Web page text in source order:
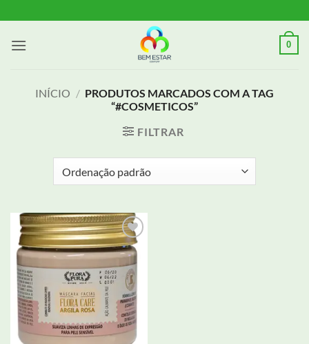
to
content
0
INÍCIO / PRODUTOS MARCADOS COM A TAG
“#COSMETICOS”
FILTRAR
Adicionar
aos meus
desejos